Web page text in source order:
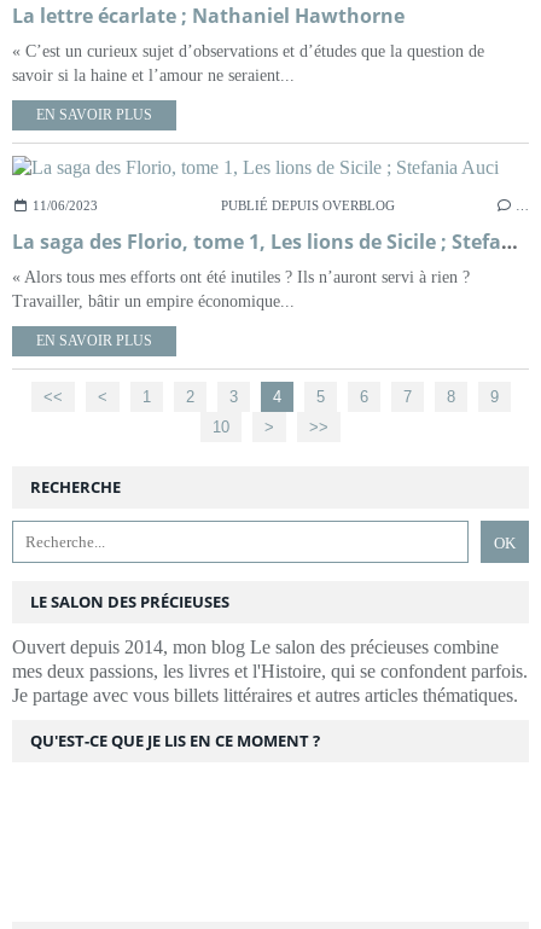
La lettre écarlate ; Nathaniel Hawthorne
« C’est un curieux sujet d’observations et d’études que la question de
savoir si la haine et l’amour ne seraient...
EN SAVOIR PLUS
11/06/2023 PUBLIÉ DEPUIS OVERBLOG
La saga des Florio, tome 1, Les lions de Sicile ; Stefania Auci
« Alors tous mes efforts ont été inutiles ? Ils n’auront servi à rien ?
Travailler, bâtir un empire économique...
EN SAVOIR PLUS
<< < 1 2 3 4 5 6 7 8
9
10
> >>
RECHERCHE
LE SALON DES PRÉCIEUSES
Ouvert depuis 2014, mon blog Le salon des précieuses combine
mes deux passions, les livres et l'Histoire, qui se confondent parfois.
Je partage avec vous billets littéraires et autres articles thématiques.
QU'EST-CE QUE JE LIS EN CE MOMENT ?